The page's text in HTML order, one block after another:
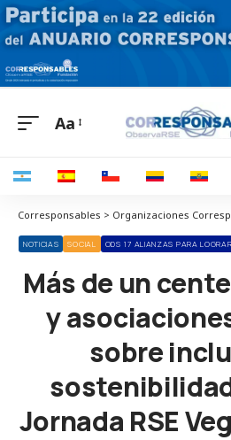
Aa
NOTICIAS SOCIAL ODS 17 ALIANZAS PARA
Más de un
y
sobre
Jornada RSE